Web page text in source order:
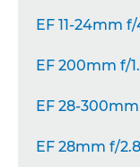
EF 11-24mm
EF 200mm f/
EF 28-300mm
EF 28mm f/